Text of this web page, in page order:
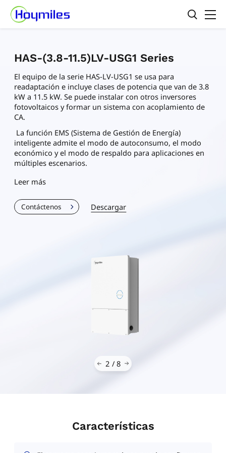
HAS-(3.8-11.5)LV-USG1 Series
El equipo de la serie HAS-LV-USG1 se usa para
readaptación e incluye clases de potencia que van de 3.8
kW a 11.5 kW. Se puede instalar con otros inversores
fotovoltaicos y formar un sistema con acoplamiento de
CA.
La función EMS (Sistema de Gestión de Energía)
inteligente admite el modo de autoconsumo, el modo
económico y el modo de respaldo para aplicaciones en
múltiples escenarios.
Leer más
Contáctenos Descargar
3 / 8
Características